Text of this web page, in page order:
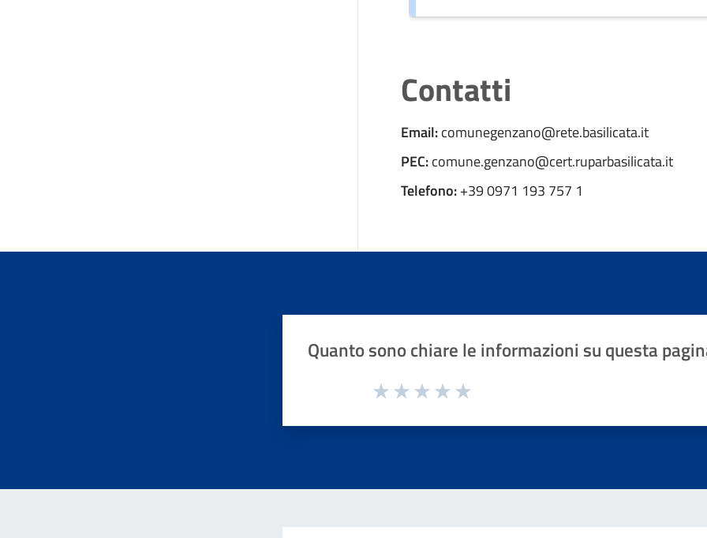
Contatti
Email:comunegenzano@rete.basilicata.it
PEC:comune.genzano@cert.ruparbasilicata.it
Telefono:+39 0971 193 757 1
Quanto sono chiare le informazioni su questa
Valuta da 1 a 5 stelle la pagina